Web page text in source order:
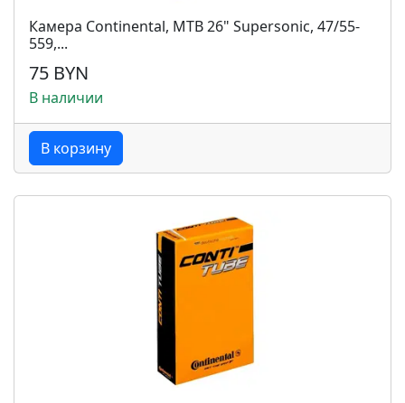
Камера Continental, MTB 26" Supersonic, 47/55-
559,...
75 BYN
В наличии
В корзину